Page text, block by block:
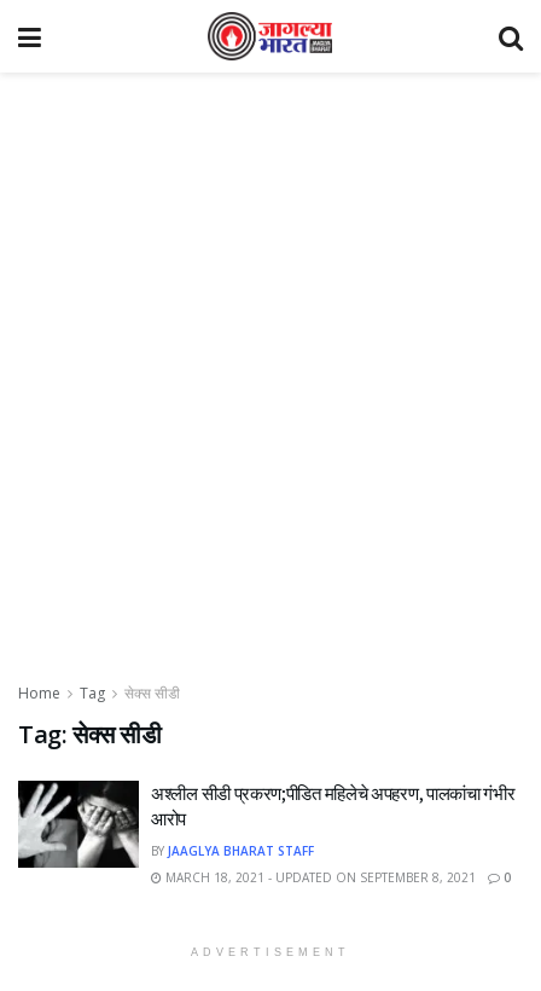
Home Tag सेक्स सीडी
Tag:सेक्स सीडी
अश्लील सीडी प्रकरण;पीडित महिलेचे अपहरण, पालकांचा गंभीर
आरोप
BY JAAGLYA BHARAT STAFF
MARCH 18, 2021 - UPDATED ON SEPTEMBER 8, 2021
0
ADVERTISEMENT